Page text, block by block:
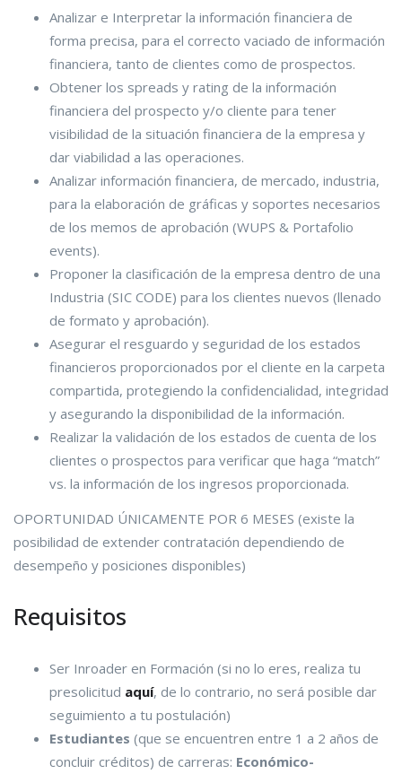
Analizar e Interpretar la información financiera de
forma precisa, para el correcto vaciado de información
financiera, tanto de clientes como de prospectos.
Obtener los spreads y rating de la información
financiera del prospecto y/o cliente para tener
visibilidad de la situación financiera de la empresa y
dar viabilidad a las operaciones.
Analizar información financiera, de mercado, industria,
para la elaboración de gráficas y soportes necesarios
de los memos de aprobación (WUPS & Portafolio
events).
Proponer la clasificación de la empresa dentro de una
Industria (SIC CODE) para los clientes nuevos (llenado
de formato y aprobación).
Asegurar el resguardo y seguridad de los estados
financieros proporcionados por el cliente en la carpeta
compartida, protegiendo la confidencialidad, integridad
y asegurando la disponibilidad de la información.
Realizar la validación de los estados de cuenta de los
clientes o prospectos para verificar que haga “match”
vs. la información de los ingresos proporcionada.
OPORTUNIDAD ÚNICAMENTE POR 6 MESES (existe la
posibilidad de extender contratación dependiendo de
desempeño y posiciones disponibles)
Requisitos
Ser Inroader en Formación (si no lo eres, realiza tu
presolicitud aquí, de lo contrario, no será posible dar
seguimiento a tu postulación)
Estudiantes (que se encuentren entre 1 a 2 años de
concluir créditos) de carreras: Económico-